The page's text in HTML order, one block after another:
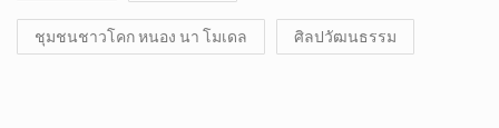
ชุมชนชาวโคก หนอง นา โมเดล ศิลปวัฒนธรรม